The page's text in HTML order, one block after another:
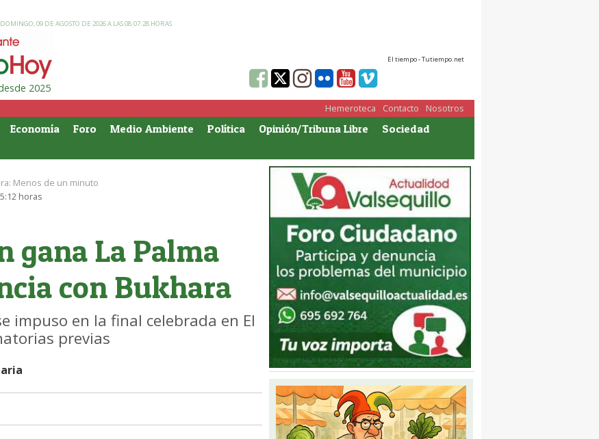
09 DE AGOSTO DE 2026 A LAS 08:07:28 HORAS
2025
El tiempo - Tutiempo.net
Nosotros
Contacto
Hemeroteca
Economía Foro Medio Ambiente Política Opinión/Tribuna Libre
Sociedad
Menos de un minuto
horas
gana La Palma
con Bukhara
impuso en la final celebrada en El
previas